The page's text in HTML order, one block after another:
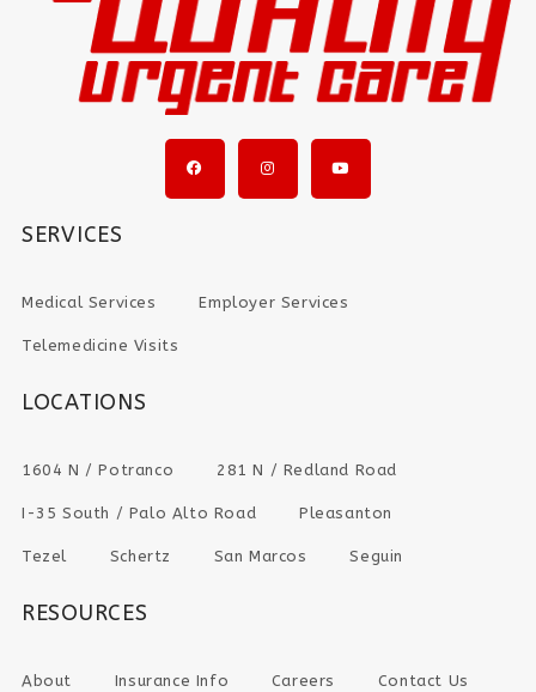
SERVICES
Medical Services Employer Services
Telemedicine Visits
LOCATIONS
1604 N / Potranco 281 N / Redland Road
I-35 South / Palo Alto Road Pleasanton
Tezel Schertz San Marcos Seguin
RESOURCES
About Insurance Info Careers Contact Us